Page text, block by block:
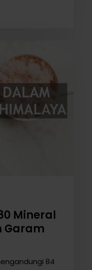
Mineral
Garam
84